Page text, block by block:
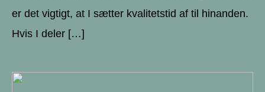
er det vigtigt, at I sætter kvalitetstid af til hinanden.
Hvis I deler […]